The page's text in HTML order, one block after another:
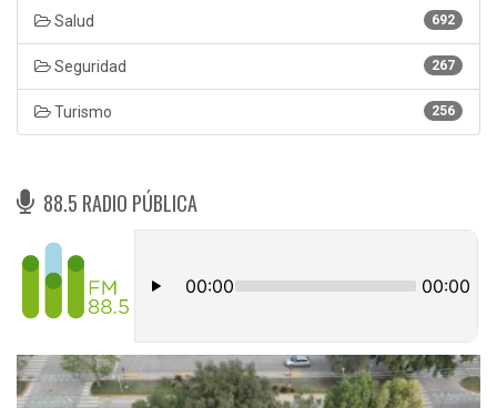
692
Salud
267
Seguridad
256
Turismo
88.5 RADIO PÚBLICA